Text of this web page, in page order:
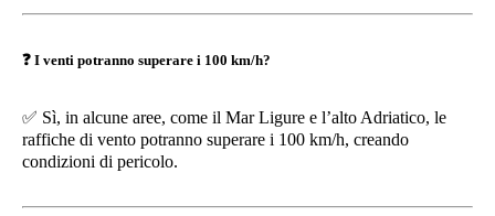
❓ I venti potranno superare i 100 km/h?
✅ Sì, in alcune aree, come il Mar Ligure e l’alto Adriatico, le
raffiche di vento potranno superare i 100 km/h, creando
condizioni di pericolo.